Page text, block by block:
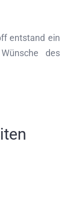
entstand ein
des